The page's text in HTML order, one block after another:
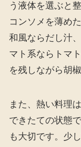
う液体を選ぶと
コンソメを薄め
和風ならだし汁
マト系ならトマ
を残しながら胡
また、熱い料理
できたての状態
も大切です。少